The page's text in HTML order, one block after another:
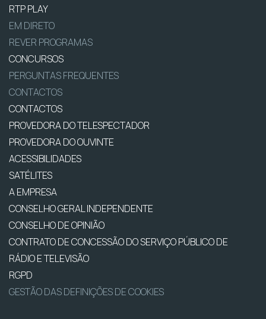
RTP PLAY
EM DIRETO
REVER PROGRAMAS
CONCURSOS
PERGUNTAS FREQUENTES
CONTACTOS
CONTACTOS
PROVEDORA DO TELESPECTADOR
PROVEDORA DO OUVINTE
ACESSIBILIDADES
SATÉLITES
A EMPRESA
CONSELHO GERAL INDEPENDENTE
CONSELHO DE OPINIÃO
CONTRATO DE CONCESSÃO DO SERVIÇO PÚBLICO DE
RÁDIO E TELEVISÃO
RGPD
GESTÃO DAS DEFINIÇÕES DE COOKIES